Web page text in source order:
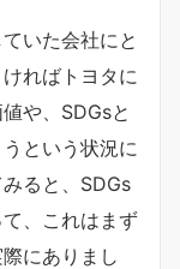
いた会社にと
ればトヨタに
や、SDGsと
という状況に
ると、SDGs
、これはまず
にありまし